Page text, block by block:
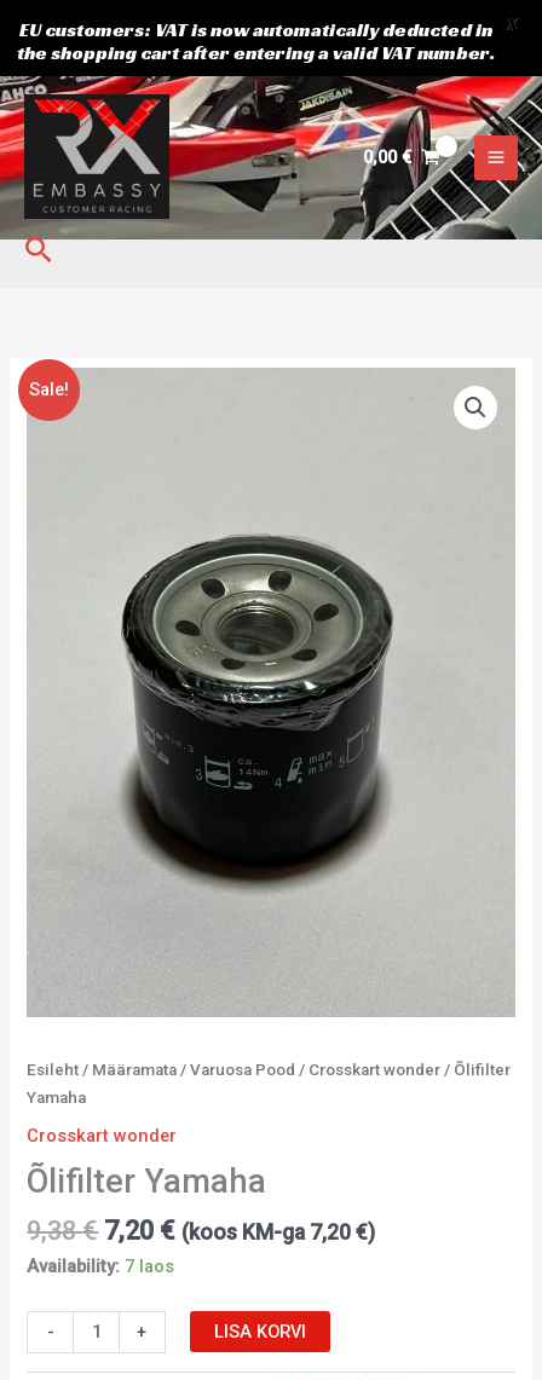
Skip
to
content
0,00€
Search
Sale!
Esileht / Määramata /Varuosa Pood / Crosskart wonder / Õlifilter
Yamaha
Crosskart wonder
Õlifilter Yamaha
9,38€ 7,20 € (koos KM-ga 7,20€)
Availability: 7 laos
-
Õlifilter
Yamaha
+ LISA KORVI
EU customers: VAT is now automatically deducted in
the shopping cart after entering a valid VAT number.
X